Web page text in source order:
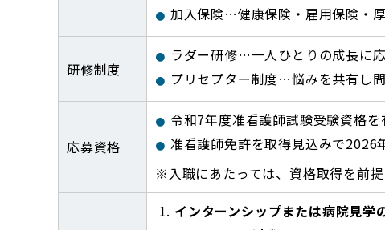
加入保険…健康保険・雇用保険・
研修制度
ラダー研修…一人ひとりの成長に
プリセプター制度…悩みを共有し
応募資格
令和7年度准看護師試験受験資格を
准看護師免許を取得見込みで2026
入職にあたっては、資格取得を前提
インターンシップまたは病院見学